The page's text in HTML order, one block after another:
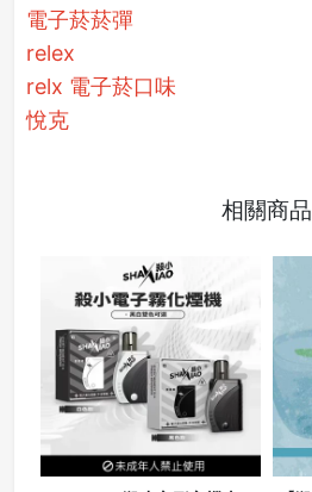
電子菸菸彈
relex
relx 電子菸口味
悅克
相關商品